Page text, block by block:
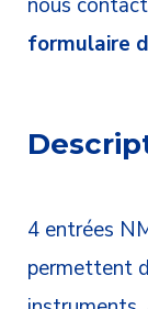
formulaire
4 entrées
permettent